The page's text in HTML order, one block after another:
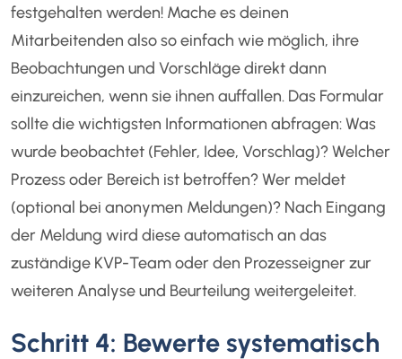
festgehalten werden! Mache es deinen
Mitarbeitenden also so einfach wie möglich, ihre
Beobachtungen und Vorschläge direkt dann
einzureichen, wenn sie ihnen auffallen. Das Formular
sollte die wichtigsten Informationen abfragen: Was
wurde beobachtet (Fehler, Idee, Vorschlag)? Welcher
Prozess oder Bereich ist betroffen? Wer meldet
(optional bei anonymen Meldungen)? Nach Eingang
der Meldung wird diese automatisch an das
zuständige KVP-Team oder den Prozesseigner zur
weiteren Analyse und Beurteilung weitergeleitet.
Schritt 4: Bewerte systematisch